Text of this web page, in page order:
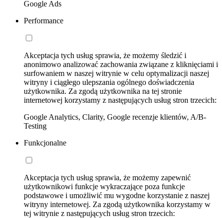
Google Ads
Performance
Akceptacja tych usług sprawia, że możemy śledzić i
anonimowo analizować zachowania związane z kliknięciami i
surfowaniem w naszej witrynie w celu optymalizacji naszej
witryny i ciągłego ulepszania ogólnego doświadczenia
użytkownika. Za zgodą użytkownika na tej stronie
internetowej korzystamy z następujących usług stron trzecich:
Google Analytics, Clarity, Google recenzje klientów, A/B-
Testing
Funkcjonalne
Akceptacja tych usług sprawia, że możemy zapewnić
użytkownikowi funkcje wykraczające poza funkcje
podstawowe i umożliwić mu wygodne korzystanie z naszej
witryny internetowej. Za zgodą użytkownika korzystamy w
tej witrynie z następujących usług stron trzecich: